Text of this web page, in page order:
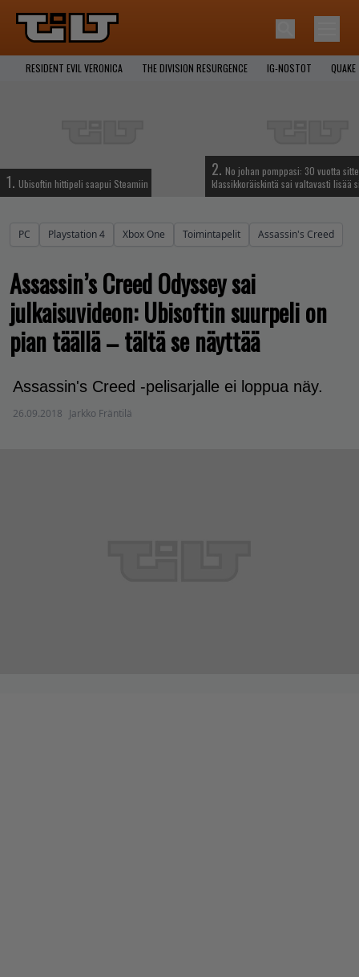
RESIDENT EVIL VERONICA THE DIVISION RESURGENCE IG-NOSTOT QUAKE
1. Ubisoftin hittipeli saapui Steamiin
2. No johan pomppasi: 30 vuotta
klassikkoräiskintä sai valtavasti lisää
PC Playstation 4 Xbox One Toimintapelit Assassin's Creed
Assassin’s Creed Odyssey sai
julkaisuvideon: Ubisoftin suurpeli on
pian täällä – tältä se näyttää
Assassin's Creed -pelisarjalle ei loppua näy.
26.09.2018 Jarkko Fräntilä